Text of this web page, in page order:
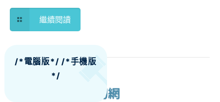
繼續閱讀
/*電腦版*//*手機版
*/